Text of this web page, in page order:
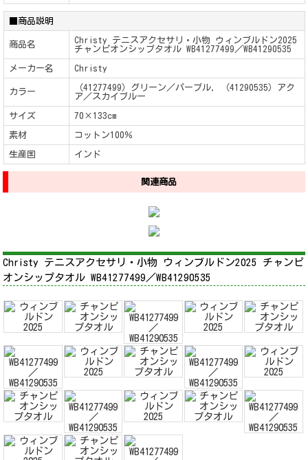
■商品説明
商品名
Christy テニスアクセサリ・小物 ウィンブルドン2025
チャンピオンシップタオル WB41277499／WB41290535
メーカー名 Christy
カラー
（41277499）グリーン／パープル, （41290535）アク
ア／スカイブルー
サイズ 70×133cm
素材 コットン100％
生産国 インド
関連商品
Christy テニスアクセサリ・小物 ウィンブルドン2025 チャンピ
オンシップタオル WB41277499／WB41290535